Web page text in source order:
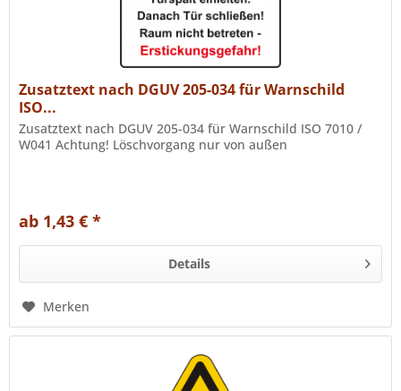
Zusatztext nach DGUV 205-034 für Warnschild
ISO...
Zusatztext nach DGUV 205-034 für Warnschild ISO 7010 /
W041 Achtung! Löschvorgang nur von außen
ab 1,43 € *
Details
Merken